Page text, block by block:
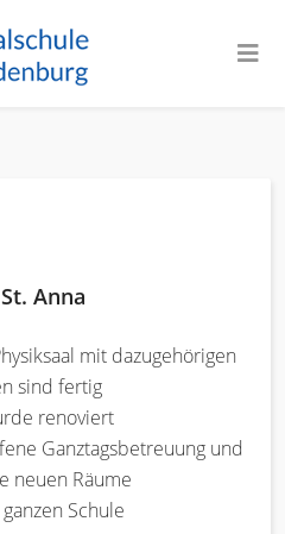
Anna
mit dazugehörigen
sind fertig
renoviert
Ganztagsbetreuung und
neuen Räume
Schule